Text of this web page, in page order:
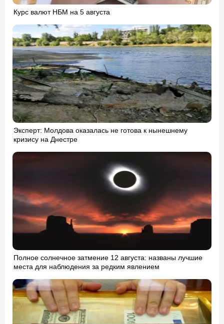
Курс валют НБМ на 5 августа
Эксперт: Молдова оказалась не готова к нынешнему
кризису на Днестре
Полное солнечное затмение 12 августа: названы лучшие
места для наблюдения за редким явлением